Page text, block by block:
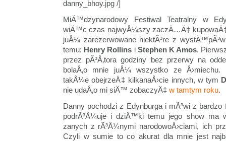
danny_bhoy.jpg /]
MiÄ™dzynarodowy Festiwal Teatralny w
wiÄ™c czas najwyÅ¼szy zaczÄ…Ä‡
juÅ¼ zarezerwowane niektÃ³re z
temu: Henry Rollins i Stephen K Amos.
przez pÃ³Å‚tora godziny bez przerwy na
bolaÅ‚o mnie juÅ¼ wszystko ze Å›miechu.
takÅ¼e obejrzeÄ‡ kilkanaÅ›cie innych, w tym
nie udaÅ‚o mi siÄ™ zobaczyÄ‡ w tamtym roku.
Danny pochodzi z Edynburga i mÃ³wi z
podrÃ³Å¼uje i dziÄ™ki temu jego show ma
zanych z rÃ³Å¼nymi narodowoÅ›ciami, ich
Czyli w sumie to co akurat dla mnie jest